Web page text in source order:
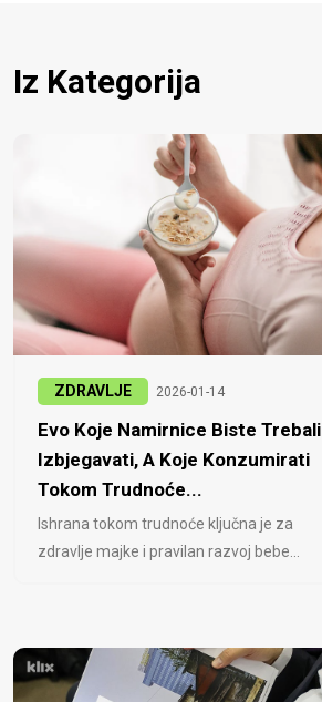
Iz Kategorija
ZDRAVLJE 2026-01-14
Evo Koje Namirnice Biste Trebali
Izbjegavati, A Koje Konzumirati
Tokom Trudnoće...
Ishrana tokom trudnoće ključna je za
zdravlje majke i pravilan razvoj bebe...